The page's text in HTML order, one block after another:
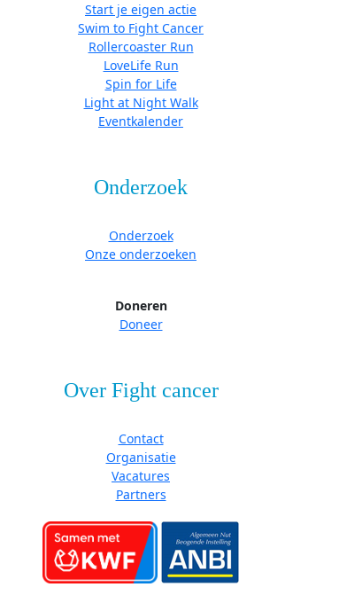
Start je eigen actie
Swim to Fight Cancer
Rollercoaster Run
LoveLife Run
Spin for Life
Light at Night Walk
Eventkalender
Onderzoek
Onderzoek
Onze onderzoeken
Doneren
Doneer
Over Fight cancer
Contact
Organisatie
Vacatures
Partners